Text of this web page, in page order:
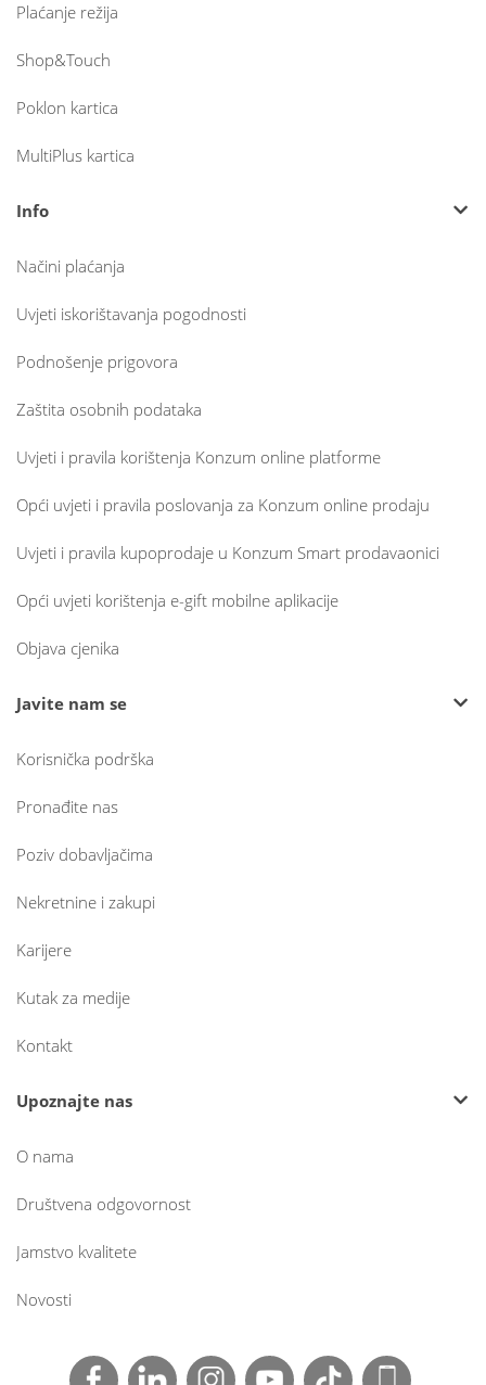
Plaćanje režija
Shop&Touch
Poklon kartica
MultiPlus kartica
Info
Načini plaćanja
Uvjeti iskorištavanja pogodnosti
Podnošenje prigovora
Zaštita osobnih podataka
Uvjeti i pravila korištenja Konzum online platforme
Opći uvjeti i pravila poslovanja za Konzum online prodaju
Uvjeti i pravila kupoprodaje u Konzum Smart prodavaonici
Opći uvjeti korištenja e-gift mobilne aplikacije
Objava cjenika
Javite nam se
Korisnička podrška
Pronađite nas
Poziv dobavljačima
Nekretnine i zakupi
Karijere
Kutak za medije
Kontakt
Upoznajte nas
O nama
Društvena odgovornost
Jamstvo kvalitete
Novosti